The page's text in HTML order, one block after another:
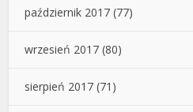
październik 2017 (77)
wrzesień 2017 (80)
sierpień 2017 (71)